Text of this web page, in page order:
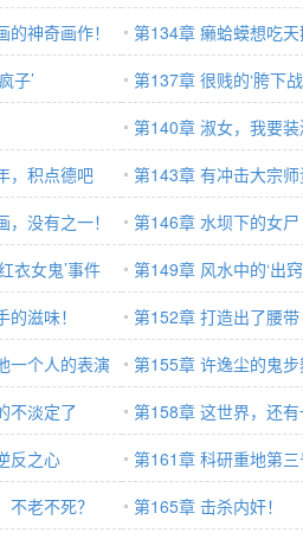
神奇画作！
第134章 癞蛤蟆想吃
子’
第137章 很贱的‘胯下战
第140章 淑女，我要装
，积点德吧
第143章 有冲击大宗
没有之一！
第146章 水坝下的女尸
衣女鬼’事件
第149章 风水中的‘出窍
滋味！
第152章 打造出了腰带
一个人的表演
第155章 许逸尘的鬼
不淡定了
第158章 这世界，还
脑残
反之心
第161章 科研重地第
老不死？ 第165章 击杀内奸！